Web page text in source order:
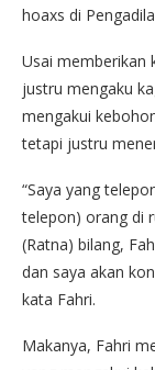
hoaxs di
Usai memberikan
justru mengaku
mengakui
tetapi justru
“Saya yang
telepon) orang di
(Ratna) bilang,
dan saya akan
kata Fahri.
Makanya, Fahri